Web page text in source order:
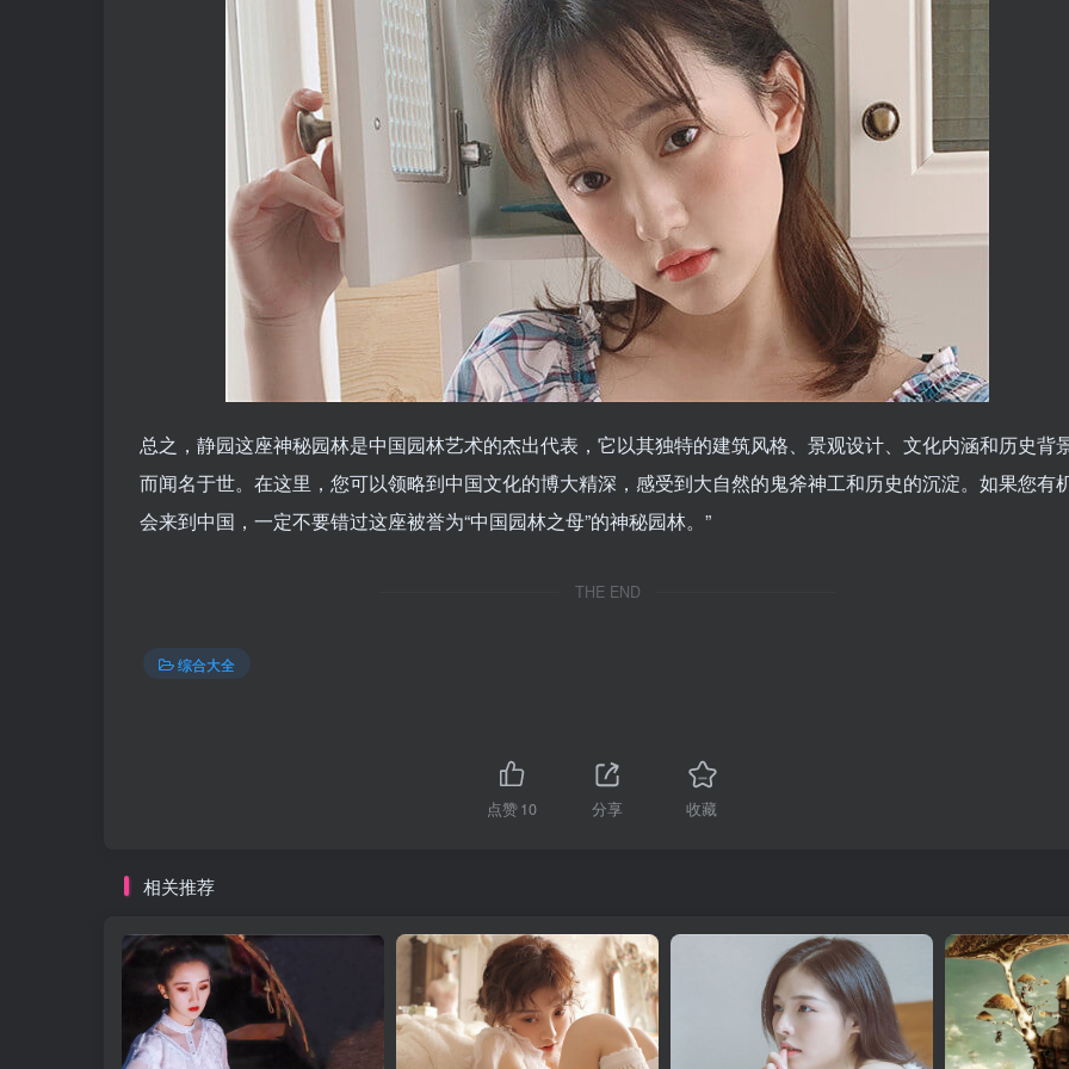
总之，静园这座神秘园林是中国园林艺术的杰出代表，它以其独特的建筑风格、景观设计、文化内涵和历史背
而闻名于世。在这里，您可以领略到中国文化的博大精深，感受到大自然的鬼斧神工和历史的沉淀。如果您有
会来到中国，一定不要错过这座被誉为“中国园林之母”的神秘园林。”
THE END
综合大全
点赞10 分享 收藏
相关推荐